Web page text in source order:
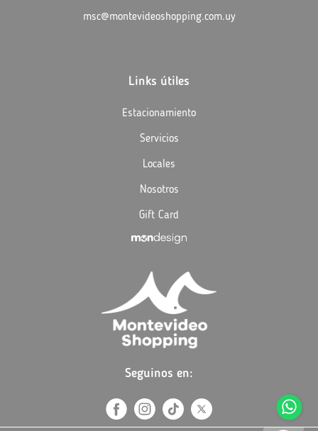
msc@montevideoshopping.com.uy
Links útiles
Estacionamiento
Servicios
Locales
Nosotros
Gift Card
Seguinos en: